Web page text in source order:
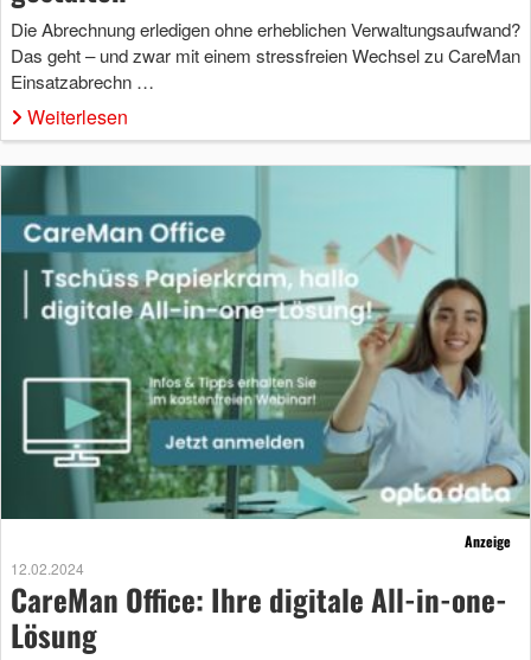
Die Abrechnung erledigen ohne erheblichen Verwaltungsaufwand?
Das geht – und zwar mit einem stressfreien Wechsel zu CareMan
Einsatzabrechn …
Weiterlesen
Anzeige
12.02.2024
CareMan Office: Ihre digitale All-in-one-
Lösung